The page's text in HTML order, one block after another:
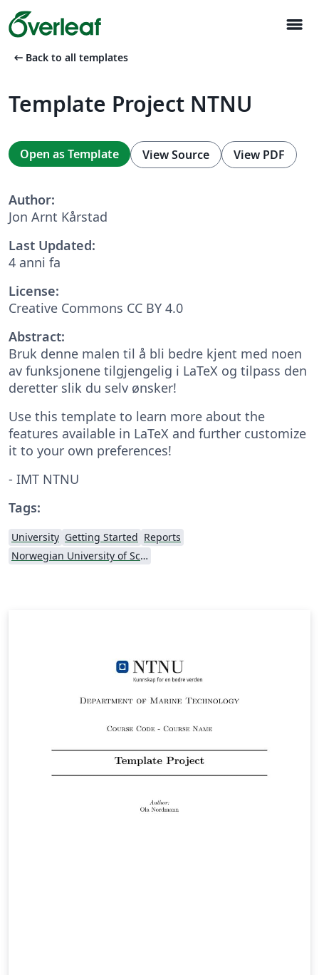
menu
arrow_left_alt Back to all templates
Template Project NTNU
Open as Template View Source View PDF
Author:
Jon Arnt Kårstad
Last Updated:
4 anni fa
License:
Creative Commons CC BY 4.0
Abstract:
Bruk denne malen til å bli bedre kjent med noen
av funksjonene tilgjengelig i LaTeX og tilpass den
deretter slik du selv ønsker!
Use this template to learn more about the
features available in LaTeX and further customize
it to your own preferences!
- IMT NTNU
Tags:
University Getting Started Reports
Norwegian University of Science and Technology